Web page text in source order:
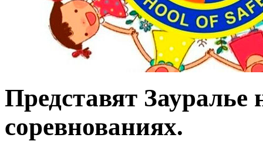
Представят
соревнованиях.